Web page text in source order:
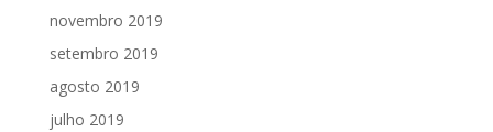
novembro 2019
setembro 2019
agosto 2019
julho 2019